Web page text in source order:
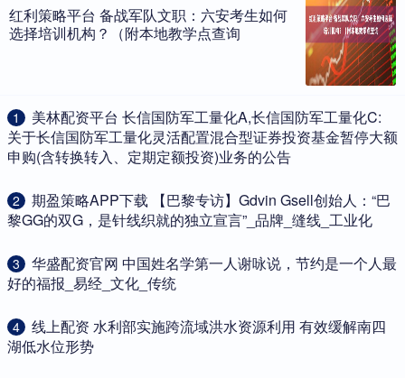
红利策略平台 备战军队文职：六安考生如何
选择培训机构？（附本地教学点查询
1
​美林配资平台 长信国防军工量化A,长信国防军工量化C:
关于长信国防军工量化灵活配置混合型证券投资基金暂停大额
申购(含转换转入、定期定额投资)业务的公告
2
​期盈策略APP下载 【巴黎专访】Gdvin Gsell创始人：“巴
黎GG的双G，是针线织就的独立宣言”_品牌_缝线_工业化
3
​华盛配资官网 中国姓名学第一人谢咏说，节约是一个人最
好的福报_易经_文化_传统
4
​线上配资 水利部实施跨流域洪水资源利用 有效缓解南四
湖低水位形势